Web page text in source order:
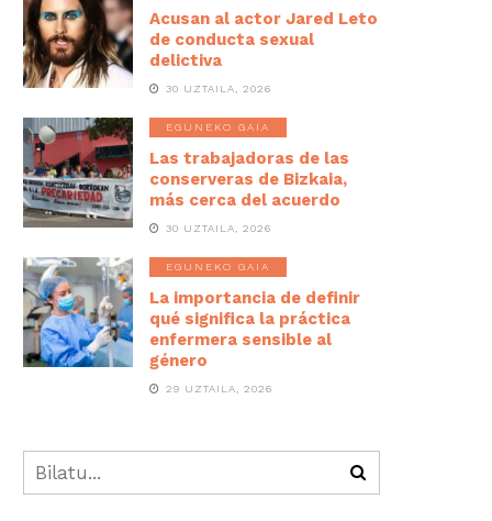
Acusan al actor Jared Leto
de conducta sexual
delictiva
30 UZTAILA, 2026
EGUNEKO GAIA
Las trabajadoras de las
conserveras de Bizkaia,
más cerca del acuerdo
30 UZTAILA, 2026
EGUNEKO GAIA
La importancia de definir
qué significa la práctica
enfermera sensible al
género
29 UZTAILA, 2026